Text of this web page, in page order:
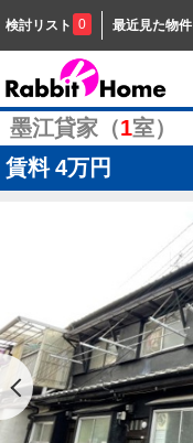
検討リスト 0 最近見た物件
墨江貸家（1室）
賃料 4万円